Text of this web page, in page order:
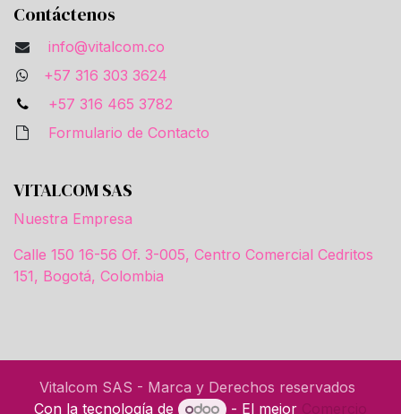
Contáctenos
info@vitalcom.co
+57 316 303 3624
+57 316 465 3782
Formulario de Contacto
VITALCOM SAS
Nuestra Empresa
Calle 150 16-56 Of. 3-005, Centro Comercial Cedritos
151, Bogotá, Colombia
Vitalcom SAS - Marca y Derechos reservados
Con la tecnología de
- El mejor Comercio